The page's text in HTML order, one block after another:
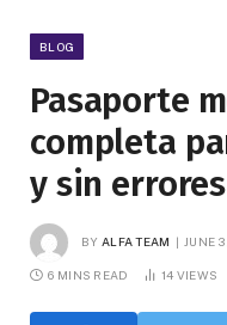
BLOG
Pasaporte
completa
y sin errores
BY ALFA TEAM JUNE
6 MINS READ 14 VIEWS